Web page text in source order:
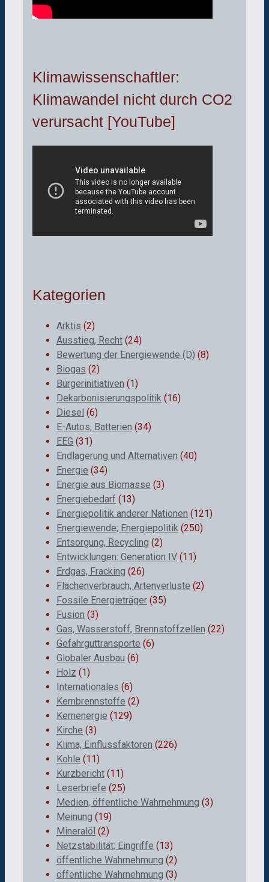
Klimawissenschaftler:
Klimawandel nicht durch CO2
verursacht [YouTube]
Kategorien
Arktis (2)
Ausstieg, Recht (24)
Bewertung der Energiewende (D) (8)
Biogas (2)
Bürgerinitiativen (1)
Dekarbonisierungspolitik (16)
Diesel (6)
E-Autos, Batterien (34)
EEG (31)
Endlagerung und Alternativen (40)
Energie (34)
Energie aus Biomasse (3)
Energiebedarf (13)
Energiepolitik anderer Nationen (121)
Energiewende; Energiepolitik (250)
Entsorgung, Recycling (2)
Entwicklungen: Generation IV (11)
Erdgas, Fracking (26)
Flächenverbrauch, Artenverluste (2)
Fossile Energieträger (35)
Fusion (3)
Gas, Wasserstoff, Brennstoffzellen (22)
Gefahrguttransporte (6)
Globaler Ausbau (6)
Holz (1)
Internationales (6)
Kernbrennstoffe (2)
Kernenergie (129)
Kirche (3)
Klima, Einflussfaktoren (226)
Kohle (11)
Kurzbericht (11)
Leserbriefe (25)
Medien, öffentliche Wahrnehmung (3)
Meinung (19)
Mineralöl (2)
Netzstabilität; Eingriffe (13)
öffentliche Wahrnehmung (2)
öffentliche Wahrnehmung (3)